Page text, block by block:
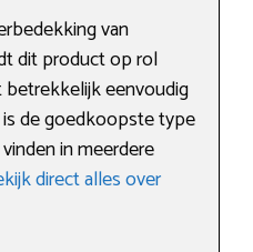
van
dit product op rol
betrekkelijk eenvoudig
de goedkoopste type
in meerdere
direct alles over